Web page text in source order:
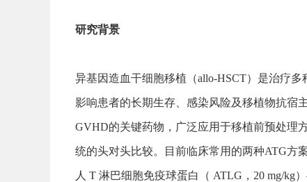
研究背景
异基因造血干细胞移植（allo-HSCT）是治疗
影响患者的长期生存、感染风险及移植物抗宿
GVHD的关键药物，广泛应用于移植前预处理
统的头对头比较。目前临床常用的两种ATG
人 T 淋巴细胞免疫球蛋白（ ATLG，20 mg/